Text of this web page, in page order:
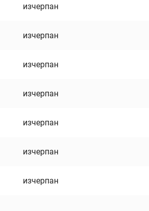
изчерпан
изчерпан
изчерпан
изчерпан
изчерпан
изчерпан
изчерпан